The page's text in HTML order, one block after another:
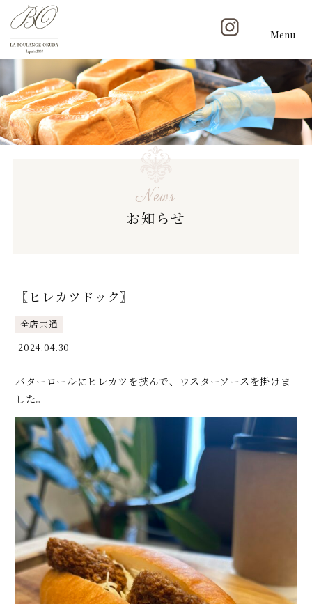
Menu
News
お知らせ
〖ヒレカツドック〗
全店共通
2024.04.30
バターロールにヒレカツを挟んで、ウスターソースを掛けま
した。